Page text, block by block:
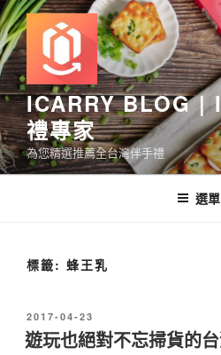
跳
至
主
要
內
容
ICARRY BLOG |
禮專家
為您精選推薦全台灣伴手禮
選單
標籤: 蜂王乳
發
佈
於
2017-04-23
遊玩也絕對不忘掃貨的